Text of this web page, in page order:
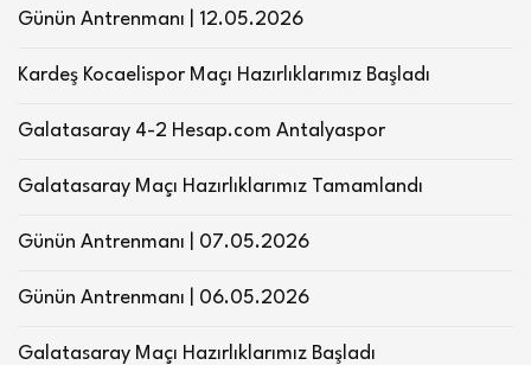
Günün Antrenmanı | 12.05.2026
Kardeş Kocaelispor Maçı Hazırlıklarımız Başladı
Galatasaray 4-2 Hesap.com Antalyaspor
Galatasaray Maçı Hazırlıklarımız Tamamlandı
Günün Antrenmanı | 07.05.2026
Günün Antrenmanı | 06.05.2026
Galatasaray Maçı Hazırlıklarımız Başladı